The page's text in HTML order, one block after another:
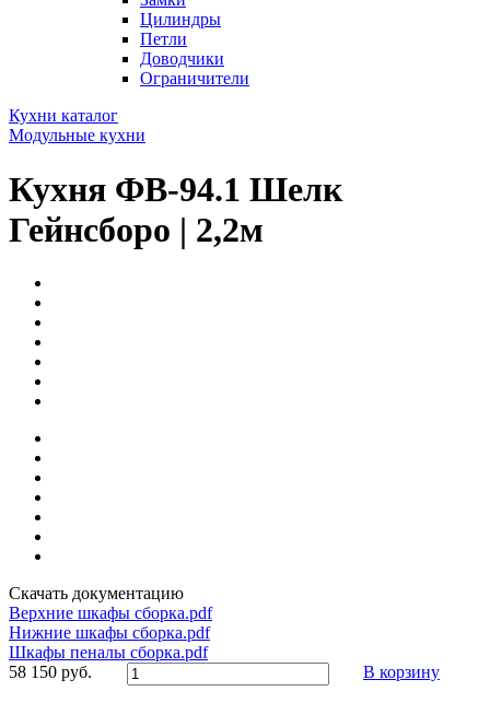
Цилиндры
Петли
Доводчики
Ограничители
Кухни каталог
Модульные кухни
Кухня ФВ-94.1 Шелк
Гейнсборо | 2,2м
Скачать документацию
Верхние шкафы сборка.pdf
Нижние шкафы сборка.pdf
Шкафы пеналы сборка.pdf
58 150 руб.
В корзину